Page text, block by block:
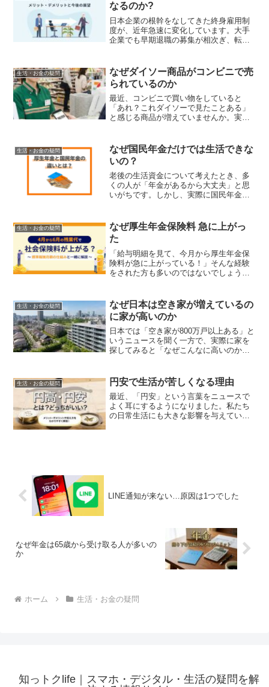
なるのか?
日本企業の根幹をなしてきた終身雇用制
度が、近年急速に変化しています。大手
企業でも早期退職の募集が相次ぎ、転職
題です。従来の終身雇用を前提とした退
職金制度は、すでに大きな...
生活・お金の疑問
なぜダイソー商品がコンビニで売
られているのか
最近、コンビニで買い物をしていると
「あれ？これダイソーで見たことある」
と感じる商品が増えていませんか。実
です。100円ショップの代表格であるダイ
ソーの商品が、なぜ定価よ...
生活・お金の疑問
なぜ国民年金だけでは生活できな
いの？
老後の生活資金について考えたとき、多
くの人が「年金があるから大丈夫」と思
いがちです。しかし、実際に国民年金だ
金のみで生活していますが、毎月の家計
は本当にギリギリで、医療...
生活・お金の疑問
なぜ厚生年金保険料 急に上がっ
た
「給与明細を見て、今月から厚生年金保
険料が急に上がっている！」そんな経験
をされた方も多いのではないでしょう
料率の改定が行われています。しかし、
それ以外にも標準報酬月額...
生活・お金の疑問
なぜ日本は空き家が増えているの
に家が高いのか
日本では「空き家が800万戸以上ある」と
いうニュースを聞く一方で、実際に家を
探してみると「なぜこんなに高いのか」
が抱く疑問です。実は、空き家の「場
所」と需要がある「場所...
生活・お金の疑問 円安で生活が苦しくなる理由
最近、「円安」という言葉をニュースで
よく耳にするようになりました。私たち
の日常生活にも大きな影響を与えている
LINE通知が来ない…原因は1つでした
なぜ年金は65歳から受け取る人が多いの
か
ホーム 生活・お金の疑問
知っトクlife｜スマホ・デジタル・生活の疑問を解